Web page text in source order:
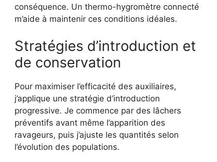
conséquence. Un thermo-hygromètre connecté
m’aide à maintenir ces conditions idéales.
Stratégies d’introduction et
de conservation
Pour maximiser l’efficacité des auxiliaires,
j’applique une stratégie d’introduction
progressive. Je commence par des lâchers
préventifs avant même l’apparition des
ravageurs, puis j’ajuste les quantités selon
l’évolution des populations.